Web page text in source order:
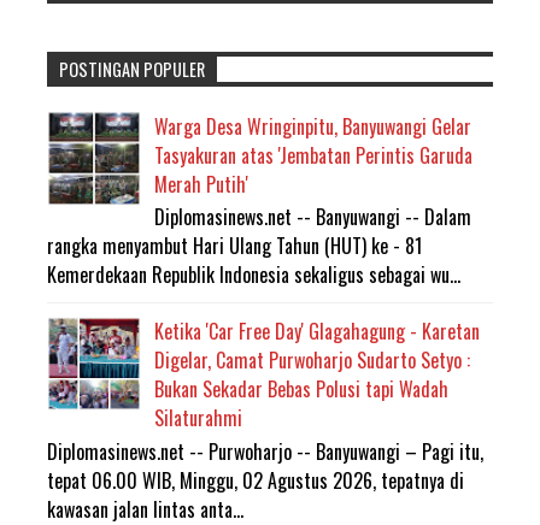
POSTINGAN POPULER
Warga Desa Wringinpitu, Banyuwangi Gelar
Tasyakuran atas 'Jembatan Perintis Garuda
Merah Putih'
Diplomasinews.net -- Banyuwangi -- Dalam
rangka menyambut Hari Ulang Tahun (HUT) ke - 81
Kemerdekaan Republik Indonesia sekaligus sebagai wu...
Ketika 'Car Free Day' Glagahagung - Karetan
Digelar, Camat Purwoharjo Sudarto Setyo :
Bukan Sekadar Bebas Polusi tapi Wadah
Silaturahmi
Diplomasinews.net -- Purwoharjo -- Banyuwangi – Pagi itu,
tepat 06.00 WIB, Minggu, 02 Agustus 2026, tepatnya di
kawasan jalan lintas anta...